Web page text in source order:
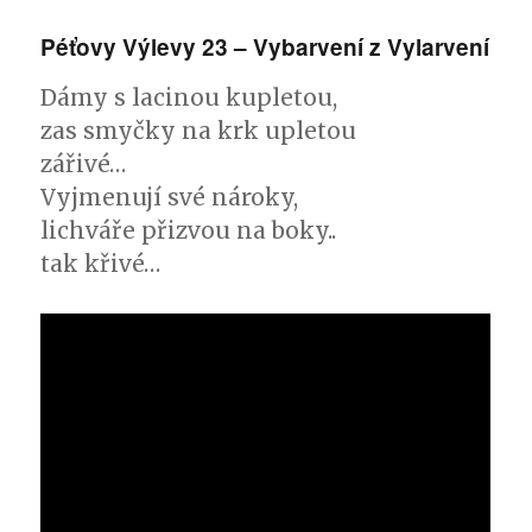
Stíry
–
Péťova
M.P.
13
Péťovy Výlevy 23 – Vybarvení z Vylarvení
Dámy s lacinou kupletou,
zas smyčky na krk upletou
zářivé…
Vyjmenují své nároky,
lichváře přizvou na boky..
tak křivé…